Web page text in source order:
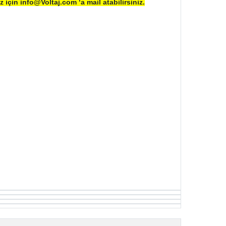
için info@Voltaj.com ‘a mail atabilirsiniz.